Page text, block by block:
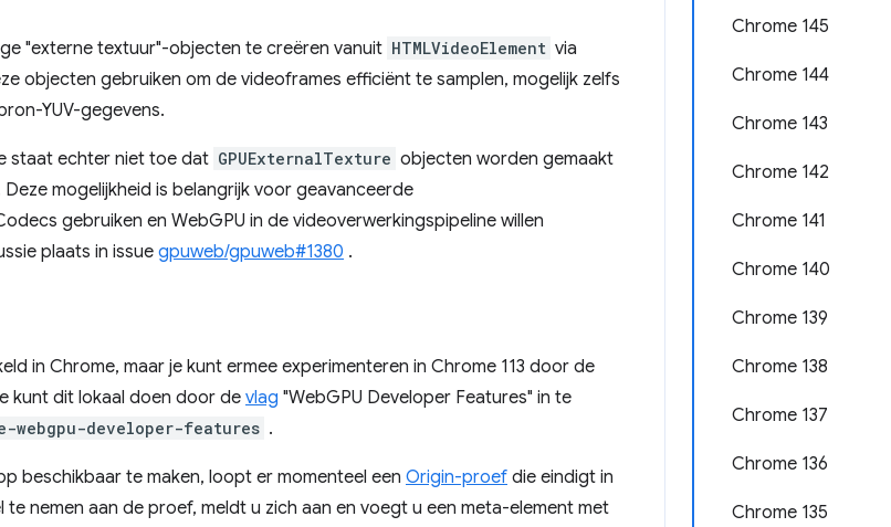
Chrome 145
Chrome 144
Chrome 143
Chrome 142
Chrome 141
Chrome 140
Chrome 139
Chrome 138
Chrome 137
Chrome 136
Chrome 135
"externe textuur"-objecten te creëren vanuit HTMLVideoElement via
objecten gebruiken om de videoframes efficiënt te samplen, mogelijk zelfs
YUV-gegevens.
staat echter niet toe dat GPUExternalTexture objecten worden gemaakt
mogelijkheid is belangrijk voor geavanceerde
gebruiken en WebGPU in de videoverwerkingspipeline willen
plaats in issue gpuweb/gpuweb#1380 .
in Chrome, maar je kunt ermee experimenteren in Chrome 113 door de
kunt dit lokaal doen door de vlag "WebGPU Developer Features" in te
webgpu-developer-features .
beschikbaar te maken, loopt er momenteel een Origin-proef die eindigt in
te nemen aan de proef, meldt u zich aan en voegt u een meta-element met